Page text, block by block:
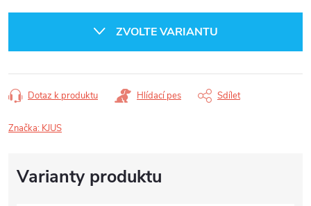
ZVOLTE VARIANTU
Dotaz k produktu Hlídací pes Sdílet
Značka: KJUS